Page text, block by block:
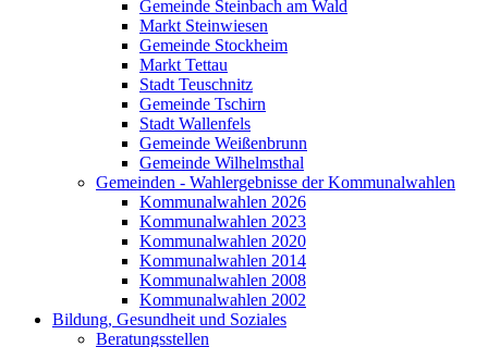
Gemeinde Steinbach am Wald
Markt Steinwiesen
Gemeinde Stockheim
Markt Tettau
Stadt Teuschnitz
Gemeinde Tschirn
Stadt Wallenfels
Gemeinde Weißenbrunn
Gemeinde Wilhelmsthal
Gemeinden - Wahlergebnisse der Kommunalwahlen
Kommunalwahlen 2026
Kommunalwahlen 2023
Kommunalwahlen 2020
Kommunalwahlen 2014
Kommunalwahlen 2008
Kommunalwahlen 2002
Bildung, Gesundheit und Soziales
Beratungsstellen